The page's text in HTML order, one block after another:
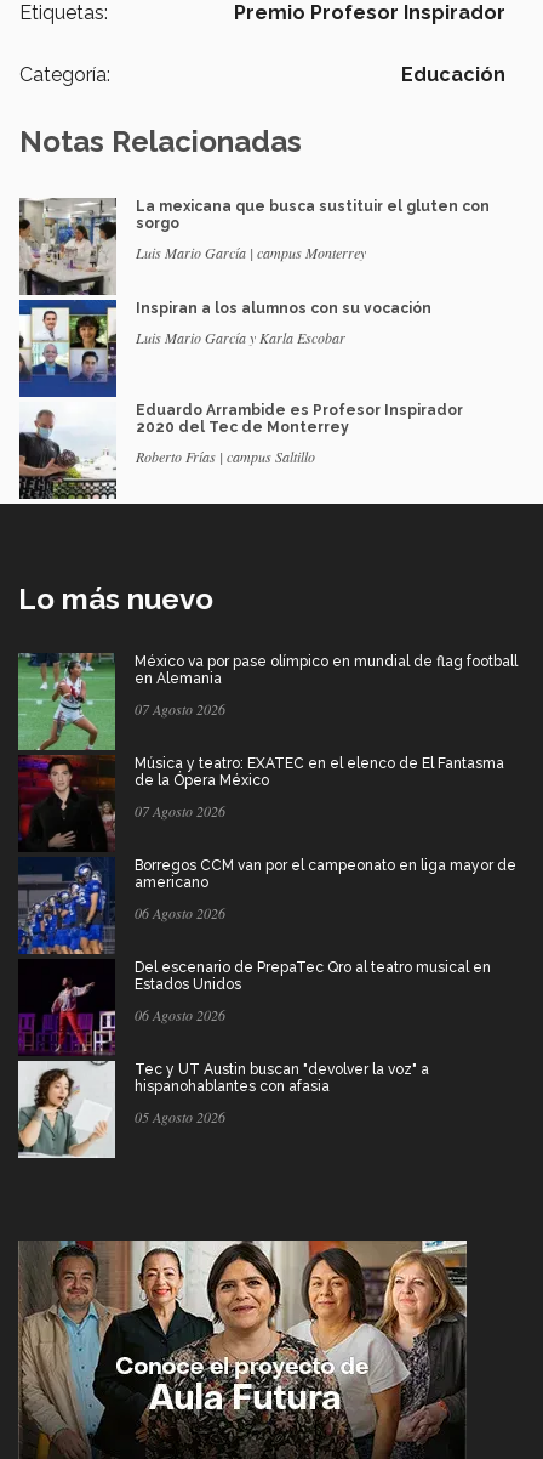
Etiquetas: Premio Profesor Inspirador
Categoría: Educación
Notas Relacionadas
La mexicana que busca sustituir el gluten con
sorgo
Luis Mario García | campus Monterrey
Inspiran a los alumnos con su vocación
Luis Mario García y Karla Escobar
Eduardo Arrambide es Profesor Inspirador
2020 del Tec de Monterrey
Roberto Frías | campus Saltillo
Lo más nuevo
México va por pase olímpico en mundial de flag football
en Alemania
07 Agosto 2026
Música y teatro: EXATEC en el elenco de El Fantasma
de la Ópera México
07 Agosto 2026
Borregos CCM van por el campeonato en liga mayor de
americano
06 Agosto 2026
Del escenario de PrepaTec Qro al teatro musical en
Estados Unidos
06 Agosto 2026
Tec y UT Austin buscan "devolver la voz" a
hispanohablantes con afasia
05 Agosto 2026